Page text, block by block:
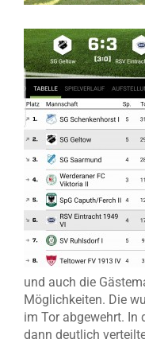
und auch die
Möglichkeiten. Die
im Tor abgewehrt. In
dann deutlich